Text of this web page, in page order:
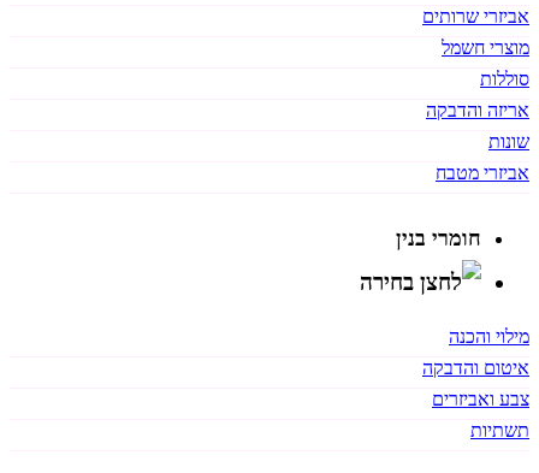
אביזרי שרותים
מוצרי חשמל
סוללות
אריזה והדבקה
שונות
אביזרי מטבח
חומרי בנין
מילוי והכנה
איטום והדבקה
צבע ואביזרים
תשתיות